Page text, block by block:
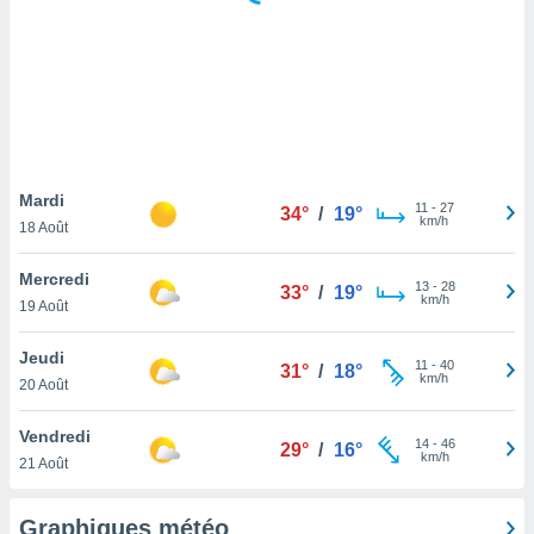
notre
que
et que
Mardi
18 Août
34° / 19° 11 - 27
km/h
Mercredi
19 Août
33° / 19° 13- 28
km/h
Jeudi
20 Août
31° / 18° 11 - 40
km/h
Vendredi
21 Août
29° / 16° 14- 46
km/h
Graphiques météo